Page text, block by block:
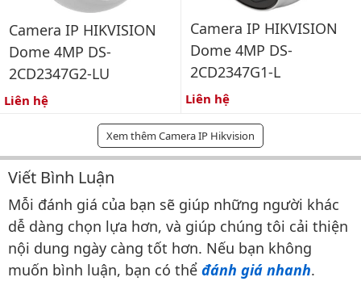
Camera IP HIKVISION
Dome 4MP DS-
2CD2347G2-LU
Liên hệ
Camera IP HIKVISION
Dome 4MP DS-
2CD2347G1-L
Liên hệ
Xem thêm Camera IP Hikvision
Bình luận & Đánh giá
Viết Bình Luận
Mỗi đánh giá của bạn sẽ giúp những người khác
dễ dàng chọn lựa hơn, và giúp chúng tôi cải thiện
nội dung ngày càng tốt hơn. Nếu bạn không
muốn bình luận, bạn có thể đánh giá nhanh.